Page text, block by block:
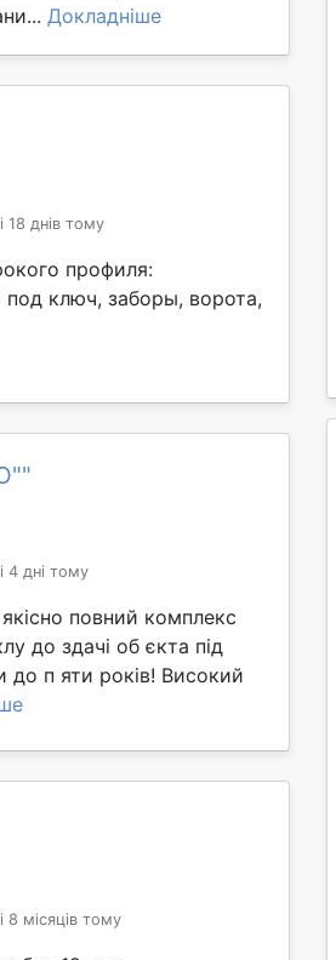
Докладніше
18 днів тому
профиля:
под ключ, заборы, ворота,
4 дні тому
повний комплекс
до здачі об єкта під
до п яти років! Високий
8 місяців тому